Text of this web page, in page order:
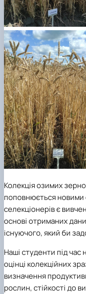
Колекція озимих
поповнюється
селекціонерів є
основі отриманих
існуючого, який би
Наші студенти під час
оцінці колекційних
визначення
рослин, стійкості до